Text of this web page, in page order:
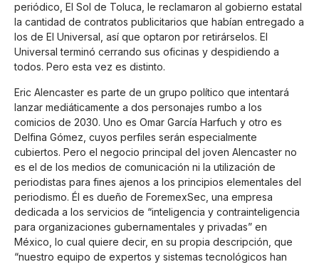
periódico, El Sol de Toluca, le reclamaron al gobierno estatal
la cantidad de contratos publicitarios que habían entregado a
los de El Universal, así que optaron por retirárselos. El
Universal terminó cerrando sus oficinas y despidiendo a
todos. Pero esta vez es distinto.
Eric Alencaster es parte de un grupo político que intentará
lanzar mediáticamente a dos personajes rumbo a los
comicios de 2030. Uno es Omar García Harfuch y otro es
Delfina Gómez, cuyos perfiles serán especialmente
cubiertos. Pero el negocio principal del joven Alencaster no
es el de los medios de comunicación ni la utilización de
periodistas para fines ajenos a los principios elementales del
periodismo. Él es dueño de ForemexSec, una empresa
dedicada a los servicios de “inteligencia y contrainteligencia
para organizaciones gubernamentales y privadas” en
México, lo cual quiere decir, en su propia descripción, que
“nuestro equipo de expertos y sistemas tecnológicos han